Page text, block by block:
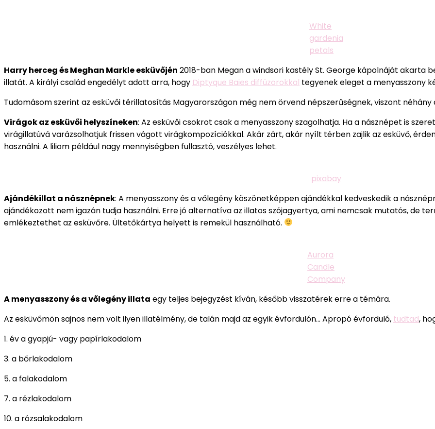
White
gardenia
petals
Harry herceg és Meghan Markle esküvőjén 2018-ban Megan a windsori kastély St. George kápolnáját
illatát. A királyi család engedélyt adott arra, hogy Diptyque Baies diffúzorokkal tegyenek eleget a menyasszony
Tudomásom szerint az esküvői térillatosítás Magyarországon még nem örvend népszerűségnek, viszont
Virágok az esküvői helyszíneken: Az esküvői csokrot csak a menyasszony szagolhatja. Ha a násznépet is
virágillatúvá varázsolhatjuk frissen vágott virágkompozíciókkal. Akár zárt, akár nyílt térben zajlik az esküvő,
használni. A liliom például nagy mennyiségben fullasztó, veszélyes lehet.
pixabay
Ajándékillat a násznépnek: A menyasszony és a vőlegény köszönetképpen ajándékkal kedveskedik a
ajándékozott nem igazán tudja használni. Erre jó alternatíva az illatos szójagyertya, ami nemcsak mutatós, de
emlékeztethet az esküvőre. Ültetőkártya helyett is remekül használható.
Aurora
Candle
Company
A menyasszony és a vőlegény illata egy teljes bejegyzést kíván, később visszatérek erre a témára.
Az esküvőmön sajnos nem volt ilyen illatélmény, de talán majd az egyik évfordulón… Apropó évforduló, tudtad,
1. év a gyapjú- vagy papírlakodalom
3. a bőrlakodalom
5. a falakodalom
7. a rézlakodalom
10. a rózsalakodalom